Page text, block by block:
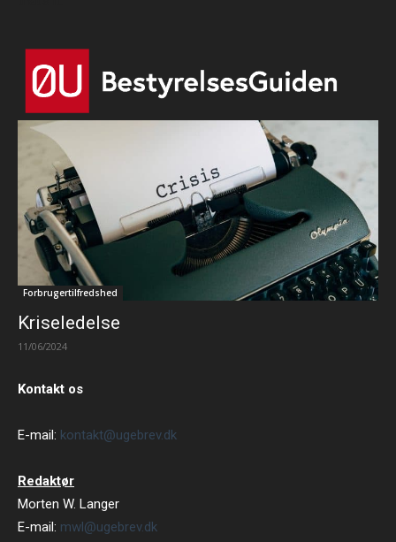
Forbrugertilfredshed
Kriseledelse
11/06/2024
Kontakt os
E-mail: kontakt@ugebrev.dk
Redaktør
Morten W. Langer
E-mail: mwl@ugebrev.dk